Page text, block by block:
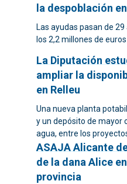
la despoblación
Las ayudas pasan de
los 2,2 millones de
La Diputación
ampliar la
en Relleu
Una nueva planta
y un depósito de mayor
agua, entre los
ASAJA Alicante
de la dana Alice
provincia